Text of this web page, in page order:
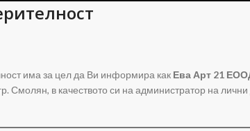
има за цел да Ви информира как Ева Арт 21
Смолян, в качеството си на администратор на